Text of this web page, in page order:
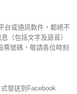
台或通訊軟件，都絕不
（包括文字及語音）
號碼，敬請各位時刻
發送到Facebook